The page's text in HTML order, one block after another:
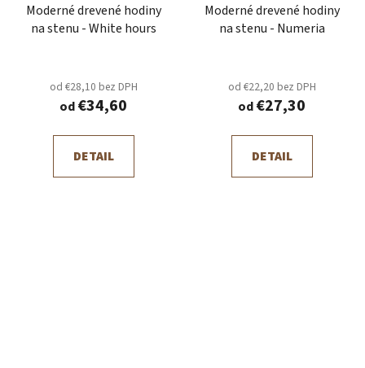
Moderné drevené hodiny
na stenu - White hours
od €28,10 bez DPH
od€34,60
DETAIL
Moderné drevené hodiny
na stenu - Numeria
od €22,20 bez DPH
od€27,30
DETAIL